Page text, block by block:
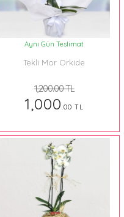
Aynı Gün Teslimat
Tekli Mor Orkide
1,200.00 TL
1,000.00 TL